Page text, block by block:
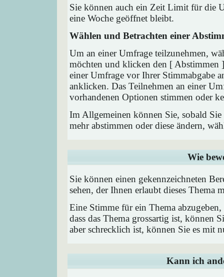
Sie können auch ein Zeit Limit für die
eine Woche geöffnet bleibt.
Wählen und Betrachten einer
Um an einer Umfrage teilzunehmen,
möchten und klicken den [ Abstimmen
einer Umfrage vor Ihrer Stimmabgabe
anklicken. Das Teilnehmen an einer
vorhandenen Optionen stimmen oder
Im Allgemeinen können Sie, sobald
mehr abstimmen oder diese ändern,
Wie
Sie können einen gekennzeichneten
sehen, der Ihnen erlaubt dieses Thema
Eine Stimme für ein Thema
dass das Thema grossartig ist, können
aber schrecklich ist, können Sie es mit
Kann ich